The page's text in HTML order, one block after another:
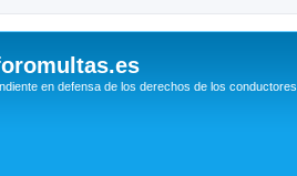
en defensa de los derechos de los